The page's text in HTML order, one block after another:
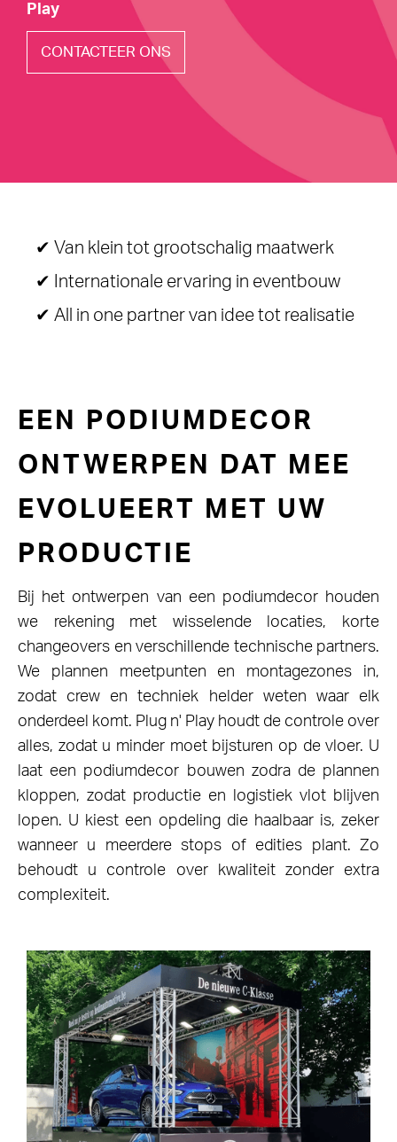
Play
CONTACTEER ONS
✔ Van klein tot grootschalig maatwerk
✔ Internationale ervaring in eventbouw
✔ All in one partner van idee tot realisatie
EEN PODIUMDECOR
ONTWERPEN DAT MEE
EVOLUEERT MET UW
PRODUCTIE
Bij het ontwerpen van een podiumdecor houden
we rekening met wisselende locaties, korte
changeovers en verschillende technische partners.
We plannen meetpunten en montagezones in,
zodat crew en techniek helder weten waar elk
onderdeel komt. Plug n' Play houdt de controle over
alles, zodat u minder moet bijsturen op de vloer. U
laat een podiumdecor bouwen zodra de plannen
kloppen, zodat productie en logistiek vlot blijven
lopen. U kiest een opdeling die haalbaar is, zeker
wanneer u meerdere stops of edities plant. Zo
behoudt u controle over kwaliteit zonder extra
complexiteit.